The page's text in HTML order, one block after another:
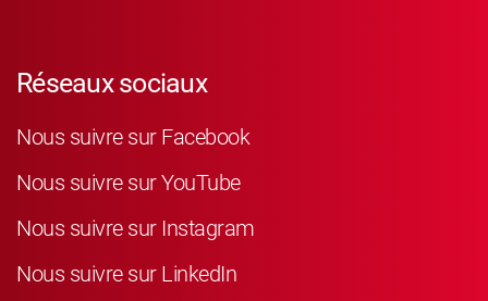
Réseaux sociaux
Nous suivre sur Facebook
Nous suivre sur YouTube
Nous suivre sur Instagram
Nous suivre sur LinkedIn